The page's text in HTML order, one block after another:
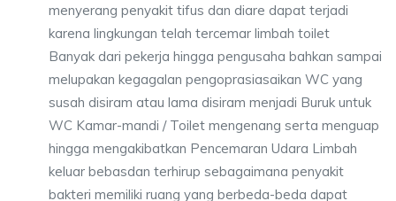
menyerang penyakit tifus dan diare dapat terjadi
karena lingkungan telah tercemar limbah toilet
Banyak dari pekerja hingga pengusaha bahkan sampai
melupakan kegagalan pengoprasiasaikan WC yang
susah disiram atau lama disiram menjadi Buruk untuk
WC Kamar-mandi / Toilet mengenang serta menguap
hingga mengakibatkan Pencemaran Udara Limbah
keluar bebasdan terhirup sebagaimana penyakit
bakteri memiliki ruang yang berbeda-beda dapat